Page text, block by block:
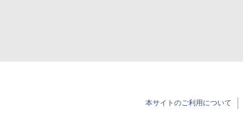
本サイトのご利用について